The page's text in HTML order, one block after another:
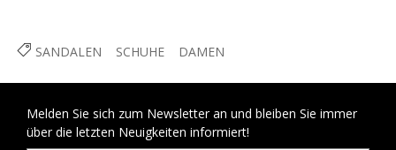
SANDALEN SCHUHE DAMEN
Melden Sie sich zum Newsletter an und bleiben Sie immer
über die letzten Neuigkeiten informiert!